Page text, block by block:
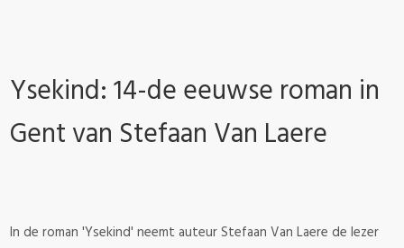
Ysekind: 14-de eeuwse roman in
Gent van Stefaan Van Laere
In de roman 'Ysekind' neemt auteur Stefaan Van Laere de lezer